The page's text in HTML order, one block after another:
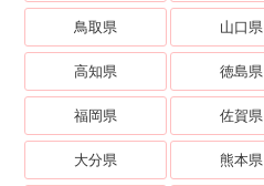
鳥取県 山口県
高知県 徳島県
福岡県 佐賀県
大分県 熊本県